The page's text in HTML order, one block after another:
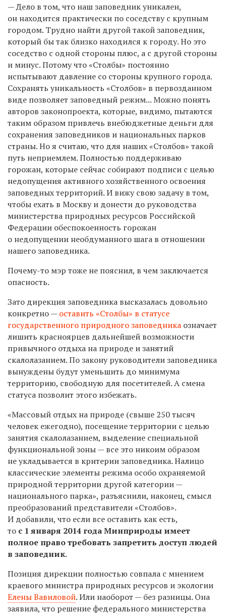
— Дело в том, что наш заповедник уникален,
он находится практически по соседству с крупным
городом. Трудно найти другой такой заповедник,
который бы так близко находился к городу. Но это
соседство с одной стороны плюс, а с другой стороны
и минус. Потому что «Столбы» постоянно
испытывают давление со стороны крупного города.
Сохранять уникальность «Столбов» в первозданном
виде позволяет заповедный режим... Можно понять
авторов законопроекта, которые, видимо, пытаются
таким образом привлечь внебюджетные деньги для
сохранения заповедников и национальных парков
страны. Но я считаю, что для наших «Столбов» такой
путь неприемлем. Полностью поддерживаю
горожан, которые сейчас собирают подписи с целью
недопущения активного хозяйственного освоения
заповедных территорий. И вижу свою задачу в том,
чтобы ехать в Москву и донести до руководства
министерства природных ресурсов Российской
Федерации обеспокоенность горожан
о недопущении необдуманного шага в отношении
нашего заповедника.
Почему-то мэр тоже не пояснил, в чем заключается
опасность.
Зато дирекция заповедника высказалась довольно
конкретно — оставить «Столбы» в статусе
государственного природного заповедника означает
лишить красноярцев дальнейшей возможности
привычного отдыха на природе и занятий
скалолазанием. По закону руководители заповедника
вынуждены будут уменьшить до минимума
территорию, свободную для посетителей. А смена
статуса позволит этого избежать.
«Массовый отдых на природе (свыше 250 тысяч
человек ежегодно), посещение территории с целью
занятия скалолазанием, выделение специальной
функциональной зоны — все это никоим образом
не укладывается в критерии заповедника. Налицо
классические элементы режима особо охраняемой
природной территории другой категории —
национального парка», разъяснили, наконец, смысл
преобразований представители «Столбов».
И добавили, что если все оставить как есть,
то с 1 января 2014 года Минприроды имеет
полное право требовать запретить доступ людей
в заповедник.
Позиция дирекции полностью совпала с мнением
краевого министра природных ресурсов и экологии
Елены Вавиловой. Или наоборот — без разницы. Она
заявила, что решение федерального министерства